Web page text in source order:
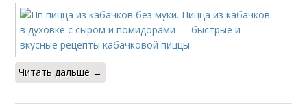
Читать дальше →